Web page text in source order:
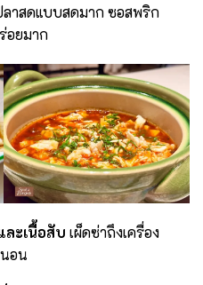
ลาสดแบบสดมาก ซอสพริก
อยมาก
ละเนื้อสับ เผ็ดซ่าถึงเครื่อง
อน